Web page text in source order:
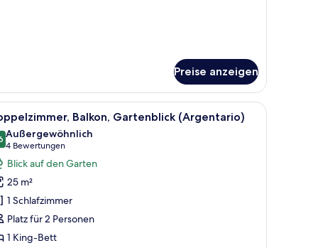
Preise anzeigen
einer Sitzecke mit Stühlen und Blick auf eine Hügelkuppe.
Ein modernes Hotelzimmer mit einem
8 Balkon, Gartenblick (Argentario)
von 10
Außergewöhnlich
4 Bewertungen
(4
Bewertungen)
Blick auf den Garten
25 m²
1 Schlafzimmer
Platz für 2 Personen
1 King-Bett